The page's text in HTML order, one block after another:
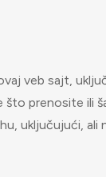
veb sajt,
što prenosite ili
uključujući,